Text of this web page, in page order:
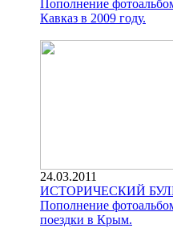
Пополнение
Кавказ в 2009 году.
24.03.2011
ИСТОРИЧЕСКИЙ
Пополнение
поездки в Крым.